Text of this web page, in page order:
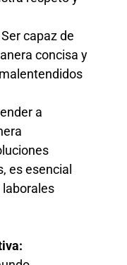
capaz de
concisa y
a
es esencial